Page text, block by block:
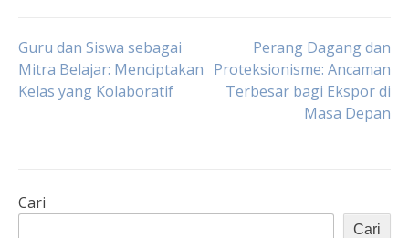
Navigasi
pos
Guru dan Siswa sebagai
Mitra Belajar: Menciptakan
Kelas yang Kolaboratif
Perang Dagang dan
Proteksionisme: Ancaman
Terbesar bagi Ekspor di
Masa Depan
Cari
Cari